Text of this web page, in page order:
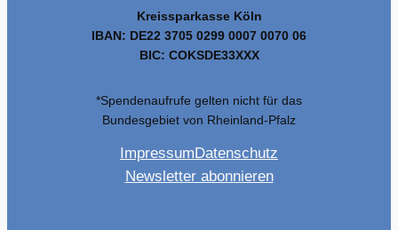
Kreissparkasse Köln
IBAN: DE22 3705 0299 0007 0070 06
BIC: COKSDE33XXX
*Spendenaufrufe gelten nicht für das
Bundesgebiet von Rheinland-Pfalz
Impressum Datenschutz
Newsletter abonnieren